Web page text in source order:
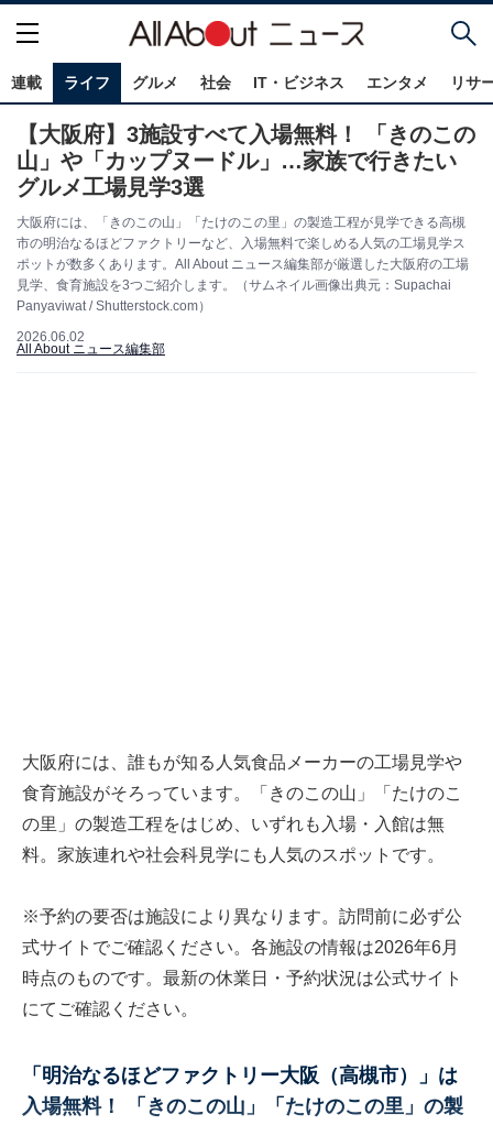
連載 ライフ グルメ 社会 IT・ビジネス エンタメ リサ
【大阪府】3施設すべて入場無料！ 「きのこの
山」や「カップヌードル」…家族で行きたい
グルメ工場見学3選
大阪府には、「きのこの山」「たけのこの里」の製造工程が見学できる高槻
市の明治なるほどファクトリーなど、入場無料で楽しめる人気の工場見学ス
ポットが数多くあります。All About ニュース編集部が厳選した大阪府の工場
見学、食育施設を3つご紹介します。（サムネイル画像出典元：Supachai
Panyaviwat / Shutterstock.com）
2026.06.02
All About ニュース編集部
大阪府には、誰もが知る人気食品メーカーの工場見学や
食育施設がそろっています。「きのこの山」「たけのこ
の里」の製造工程をはじめ、いずれも入場・入館は無
料。家族連れや社会科見学にも人気のスポットです。
※予約の要否は施設により異なります。訪問前に必ず公
式サイトでご確認ください。各施設の情報は2026年6月
時点のものです。最新の休業日・予約状況は公式サイト
にてご確認ください。
「明治なるほどファクトリー大阪（高槻市）」は
入場無料！ 「きのこの山」「たけのこの里」の製